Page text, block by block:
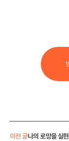
이전 글